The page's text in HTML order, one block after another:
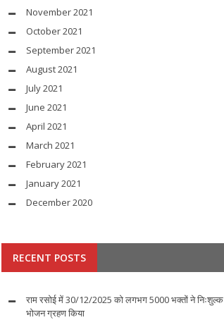
November 2021
October 2021
September 2021
August 2021
July 2021
June 2021
April 2021
March 2021
February 2021
January 2021
December 2020
RECENT POSTS
राम रसोई में 30/12/2025 को लगभग 5000 भक्तों ने निःशुल्क
भोजन ग्रहण किया